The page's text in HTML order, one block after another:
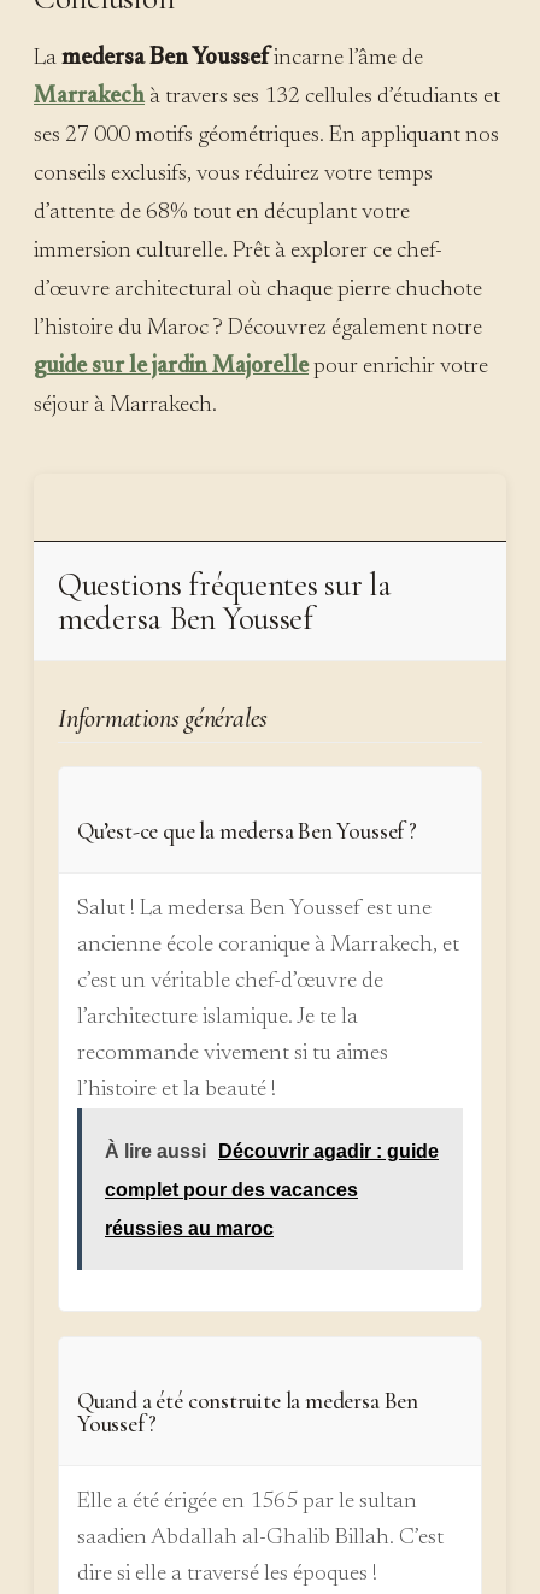
La medersa Ben Youssefincarne l’âme de
Marrakech à travers ses 132 cellules d’étudiants et
ses 27 000 motifs géométriques. En appliquant nos
conseils exclusifs, vous réduirez votre temps
d’attente de 68% tout en décuplant votre
immersion culturelle. Prêt à explorer ce chef-
d’œuvre architectural où chaque pierre chuchote
l’histoire du Maroc ? Découvrez également notre
guide sur le jardin Majorellepour enrichir votre
séjour à Marrakech.
Questions fréquentes sur la
medersa Ben Youssef
Informations générales
Qu’est-ce que la medersa Ben Youssef ?
Salut ! La medersa Ben Youssef est une
ancienne école coranique à Marrakech, et
c’est un véritable chef-d’œuvre de
l’architecture islamique. Je te la
recommande vivement si tu aimes
l’histoire et la beauté !
À lire aussi
Découvrir agadir : guide
complet pour des vacances
réussies au maroc
Quand a été construite la medersa Ben
Youssef ?
Elle a été érigée en 1565 par le sultan
saadien Abdallah al-Ghalib Billah. C’est
dire si elle a traversé les époques !